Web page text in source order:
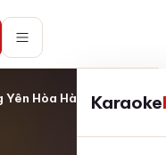
Karaoke
Hòa Hà…